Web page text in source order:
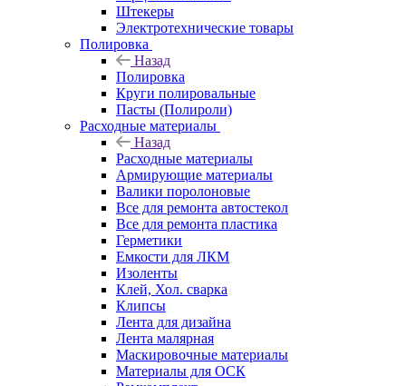
Штекеры
Электротехнические товары
Полировка
Назад
Полировка
Круги полировальные
Пасты (Полироли)
Расходные материалы
Назад
Расходные материалы
Армирующие материалы
Валики поролоновые
Все для ремонта автостекол
Все для ремонта пластика
Герметики
Емкости для ЛКМ
Изоленты
Клей, Хол. сварка
Клипсы
Лента для дизайна
Лента малярная
Маскировочные материалы
Материалы для ОСК